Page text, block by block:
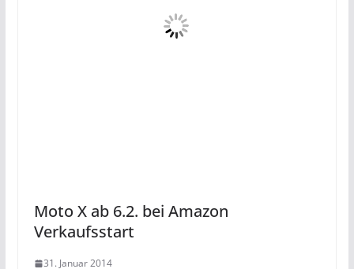
Moto X ab 6.2. bei Amazon
Verkaufsstart
31. Januar 2014